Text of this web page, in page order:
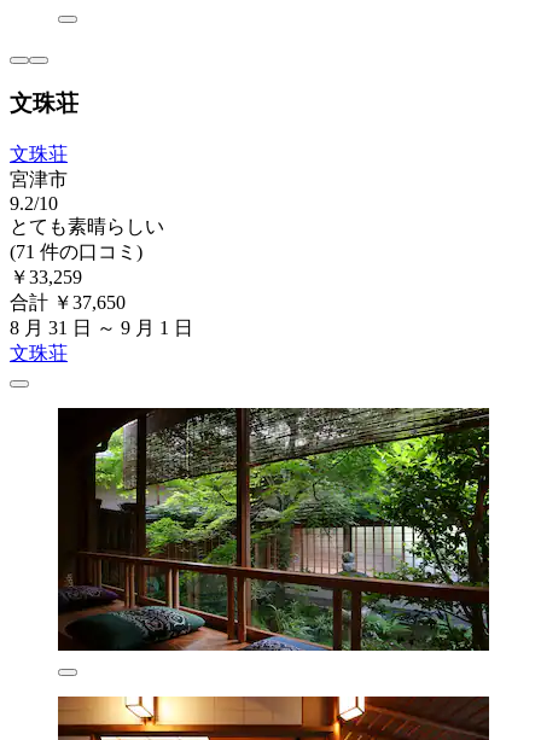
文珠荘
文珠荘
宮津市
9.2/10
とても素晴らしい
(71 件の口コミ)
￥33,259
合計 ￥37,650
8 月 31 日 ～ 9 月 1 日
文珠荘